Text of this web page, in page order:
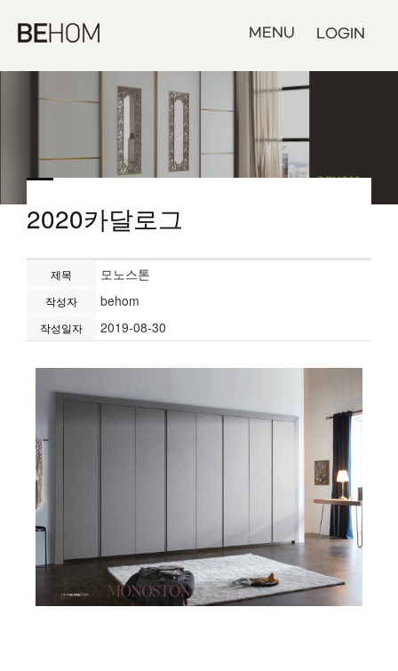
MENU LOGIN
2020카달로그
제목 모노스톤
작성자 behom
작성일자 2019-08-30